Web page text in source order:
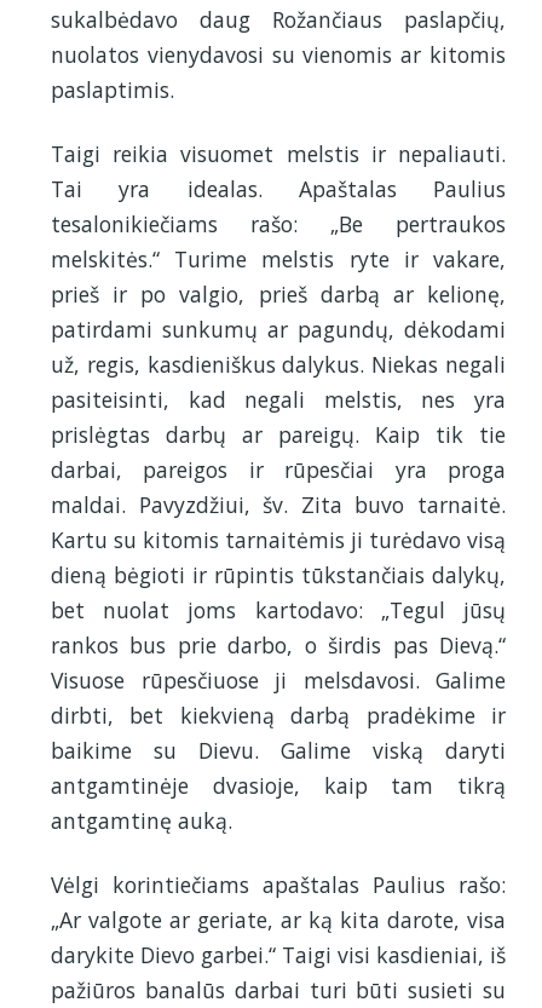
sukalbėdavo daug Rožančiaus paslapčių,
nuolatos vienydavosi su vienomis ar kitomis
paslaptimis.
Taigi reikia visuomet melstis ir nepaliauti.
Tai yra idealas. Apaštalas Paulius
tesalonikiečiams rašo: „Be pertraukos
melskitės.“ Turime melstis ryte ir vakare,
prieš ir po valgio, prieš darbą ar kelionę,
patirdami sunkumų ar pagundų, dėkodami
už, regis, kasdieniškus dalykus. Niekas negali
pasiteisinti, kad negali melstis, nes yra
prislėgtas darbų ar pareigų. Kaip tik tie
darbai, pareigos ir rūpesčiai yra proga
maldai. Pavyzdžiui, šv. Zita buvo tarnaitė.
Kartu su kitomis tarnaitėmis ji turėdavo visą
dieną bėgioti ir rūpintis tūkstančiais dalykų,
bet nuolat joms kartodavo: „Tegul jūsų
rankos bus prie darbo, o širdis pas Dievą.“
Visuose rūpesčiuose ji melsdavosi. Galime
dirbti, bet kiekvieną darbą pradėkime ir
baikime su Dievu. Galime viską daryti
antgamtinėje dvasioje, kaip tam tikrą
antgamtinę auką.
Vėlgi korintiečiams apaštalas Paulius rašo:
„Ar valgote ar geriate, ar ką kita darote, visa
darykite Dievo garbei.“ Taigi visi kasdieniai, iš
pažiūros banalūs darbai turi būti susieti su